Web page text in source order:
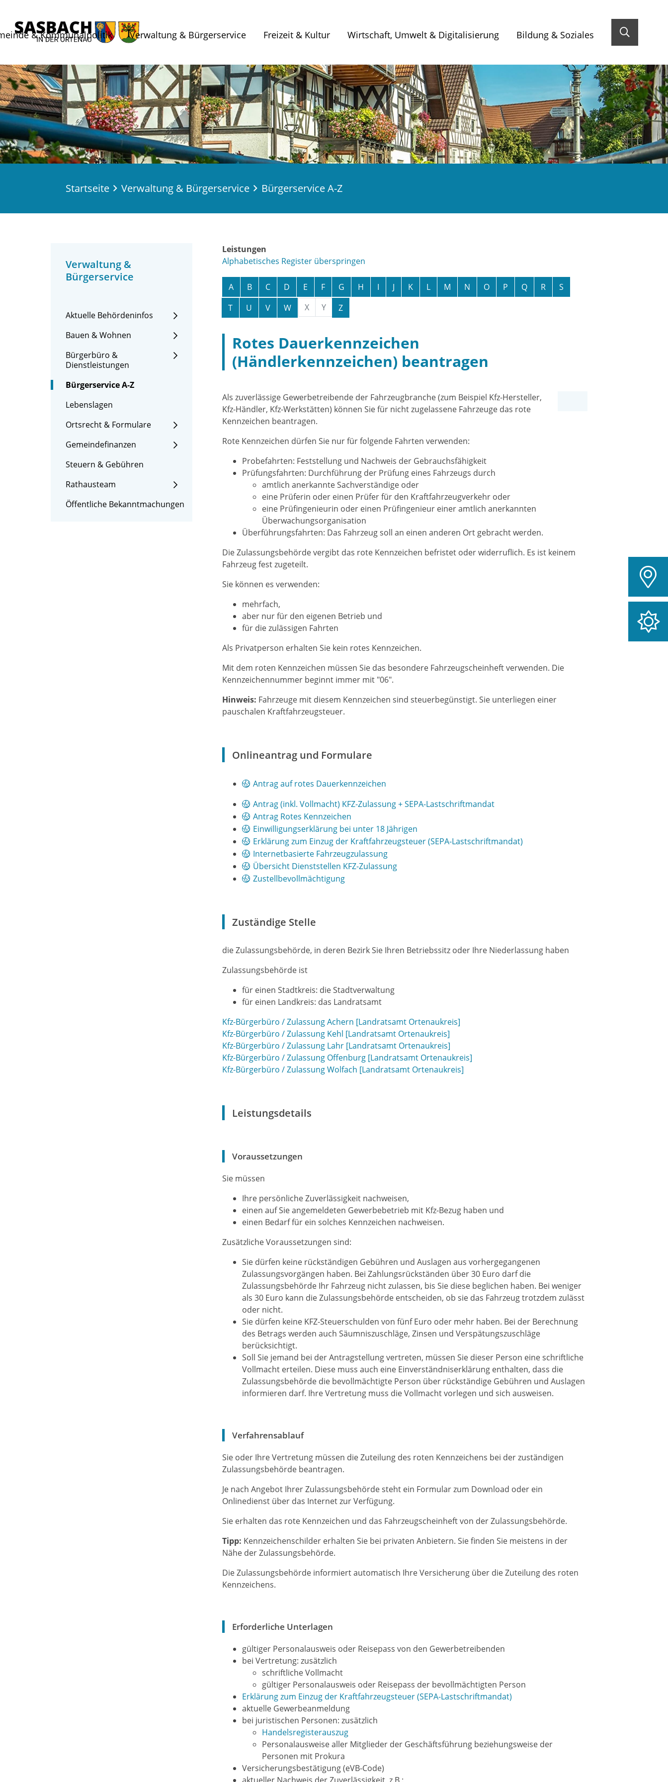
& Kommunalpolitik Verwaltung & Bürgerservice Freizeit & Kultur Wirtschaft, Umwelt & Digitalisierung Bildung & Soziales
Startseite Verwaltung & Bürgerservice Bürgerservice A-Z
Verwaltung &
Bürgerservice
Aktuelle Behördeninfos
Bauen & Wohnen
Bürgerbüro &
Dienstleistungen
Bürgerservice A-Z
Lebenslagen
Ortsrecht & Formulare
Gemeindefinanzen
Steuern & Gebühren
Rathausteam
Öffentliche Bekanntmachungen
Leistungen
Alphabetisches Register überspringen
A B C D E F G H I J K L M N O P Q R
S
T
U V W X Y Z
Rotes Dauerkennzeichen
(Händlerkennzeichen) beantragen
Als zuverlässige Gewerbetreibende der Fahrzeugbranche (zum Beispiel Kfz-Hersteller,
Kfz-Händler, Kfz-Werkstätten) können Sie für nicht zugelassene Fahrzeuge das rote
Kennzeichen beantragen.
Rote Kennzeichen dürfen Sie nur für folgende Fahrten verwenden:
Probefahrten: Feststellung und Nachweis der Gebrauchsfähigkeit
Prüfungsfahrten: Durchführung der Prüfung eines Fahrzeugs durch
amtlich anerkannte Sachverständige oder
eine Prüferin oder einen Prüfer für den Kraftfahrzeugverkehr oder
eine Prüfingenieurin oder einen Prüfingenieur einer amtlich anerkannten
Überwachungsorganisation
Überführungsfahrten: Das Fahrzeug soll an einen anderen Ort gebracht werden.
Die Zulassungsbehörde vergibt das rote Kennzeichen befristet oder widerruflich. Es ist keinem
Fahrzeug fest zugeteilt.
Sie können es verwenden:
mehrfach,
aber nur für den eigenen Betrieb und
für die zulässigen Fahrten
Als Privatperson erhalten Sie kein rotes Kennzeichen.
Mit dem roten Kennzeichen müssen Sie das besondere Fahrzeugscheinheft verwenden. Die
Kennzeichennummer beginnt immer mit "06".
Hinweis: Fahrzeuge mit diesem Kennzeichen sind steuerbegünstigt. Sie unterliegen einer
pauschalen Kraftfahrzeugsteuer.
Onlineantrag und Formulare
Antrag auf rotes Dauerkennzeichen
Antrag (inkl. Vollmacht) KFZ-Zulassung + SEPA-Lastschriftmandat
Antrag Rotes Kennzeichen
Einwilligungserklärung bei unter 18 Jährigen
Erklärung zum Einzug der Kraftfahrzeugsteuer (SEPA-Lastschriftmandat)
Internetbasierte Fahrzeugzulassung
Übersicht Dienststellen KFZ-Zulassung
Zustellbevollmächtigung
Zuständige Stelle
die Zulassungsbehörde, in deren Bezirk Sie Ihren Betriebssitz oder Ihre Niederlassung haben
Zulassungsbehörde ist
für einen Stadtkreis: die Stadtverwaltung
für einen Landkreis: das Landratsamt
Kfz-Bürgerbüro / Zulassung Achern [Landratsamt Ortenaukreis]
Kfz-Bürgerbüro / Zulassung Kehl [Landratsamt Ortenaukreis]
Kfz-Bürgerbüro / Zulassung Lahr [Landratsamt Ortenaukreis]
Kfz-Bürgerbüro / Zulassung Offenburg [Landratsamt Ortenaukreis]
Kfz-Bürgerbüro / Zulassung Wolfach [Landratsamt Ortenaukreis]
Leistungsdetails
Voraussetzungen
Sie müssen
Ihre persönliche Zuverlässigkeit nachweisen,
einen auf Sie angemeldeten Gewerbebetrieb mit Kfz-Bezug haben und
einen Bedarf für ein solches Kennzeichen nachweisen.
Zusätzliche Voraussetzungen sind:
Sie dürfen keine rückständigen Gebühren und Auslagen aus vorhergegangenen
Zulassungsvorgängen haben. Bei Zahlungsrückständen über 30 Euro darf die
Zulassungsbehörde Ihr Fahrzeug nicht zulassen, bis Sie diese beglichen haben. Bei weniger
als 30 Euro kann die Zulassungsbehörde entscheiden, ob sie das Fahrzeug trotzdem zulässt
oder nicht.
Sie dürfen keine KFZ-Steuerschulden von fünf Euro oder mehr haben. Bei der Berechnung
des Betrags werden auch Säumniszuschläge, Zinsen und Verspätungszuschläge
berücksichtigt.
Soll Sie jemand bei der Antragstellung vertreten, müssen Sie dieser Person eine schriftliche
Vollmacht erteilen. Diese muss auch eine Einverständniserklärung enthalten, dass die
Zulassungsbehörde die bevollmächtigte Person über rückständige Gebühren und Auslagen
informieren darf. Ihre Vertretung muss die Vollmacht vorlegen und sich ausweisen.
Verfahrensablauf
Sie oder Ihre Vertretung müssen die Zuteilung des roten Kennzeichens bei der zuständigen
Zulassungsbehörde beantragen.
Je nach Angebot Ihrer Zulassungsbehörde steht ein Formular zum Download oder ein
Onlinedienst über das Internet zur Verfügung.
Sie erhalten das rote Kennzeichen und das Fahrzeugscheinheft von der Zulassungsbehörde.
Tipp: Kennzeichenschilder erhalten Sie bei privaten Anbietern. Sie finden Sie meistens in der
Nähe der Zulassungsbehörde.
Die Zulassungsbehörde informiert automatisch Ihre Versicherung über die Zuteilung des roten
Kennzeichens.
Erforderliche Unterlagen
gültiger Personalausweis oder Reisepass von den Gewerbetreibenden
bei Vertretung: zusätzlich
schriftliche Vollmacht
gültiger Personalausweis oder Reisepass der bevollmächtigten Person
Erklärung zum Einzug der Kraftfahrzeugsteuer (SEPA-Lastschriftmandat)
aktuelle Gewerbeanmeldung
bei juristischen Personen: zusätzlich
Handelsregisterauszug
Personalausweise aller Mitglieder der Geschäftsführung beziehungsweise der
Personen mit Prokura
Versicherungsbestätigung (eVB-Code)